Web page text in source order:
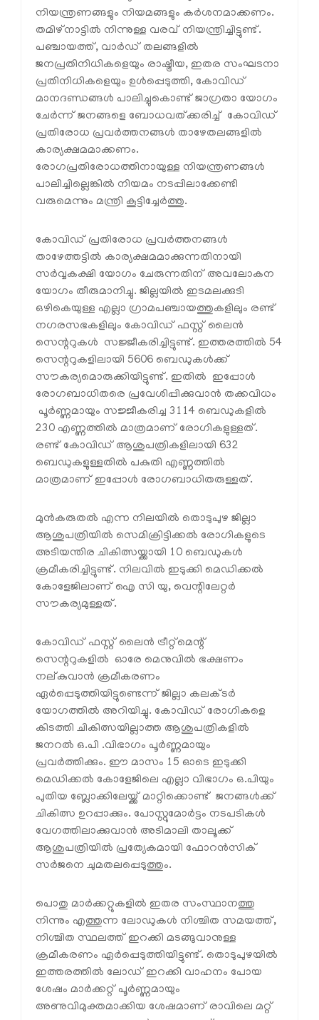
നിയന്ത്രണങ്ങളും നിയമങ്ങളും കര്‍ശനമാക്കണം.
തമിഴ്‌നാട്ടില്‍ നിന്നുള്ള വരവ് നിയന്ത്രിച്ചിട്ടുണ്ട്.
പഞ്ചായത്ത്, വാര്‍ഡ് തലങ്ങളില്‍
ജനപ്രതിനിധികളെയും രാഷ്ട്രീയ, ഇതര സംഘടനാ
പ്രതിനിധികളെയും ഉള്‍പ്പെടുത്തി, കോവിഡ്
മാനദണ്ഡങ്ങള്‍ പാലിച്ചുകൊണ്ട് ജാഗ്രതാ യോഗം
ചേര്‍ന്ന് ജനങ്ങളെ ബോധവത്ക്കരിച്ച് കോവിഡ്
പ്രതിരോധ പ്രവര്‍ത്തനങ്ങള്‍ താഴേതലങ്ങളില്‍
കാര്യക്ഷമമാക്കണം.
രോഗപ്രതിരോധത്തിനായുള്ള നിയന്ത്രണങ്ങള്‍
പാലിച്ചില്ലെങ്കില്‍ നിയമം നടപ്പിലാക്കേണ്ടി
വരുമെന്നും മന്ത്രി കൂട്ടിച്ചേര്‍ത്തു.
കോവിഡ് പ്രതിരോധ പ്രവര്‍ത്തനങ്ങള്‍
താഴേത്തട്ടില്‍ കാര്യക്ഷമമാക്കുന്നതിനായി
സര്‍വ്വകക്ഷി യോഗം ചേരുന്നതിന് അവലോകന
യോഗം തീരുമാനിച്ചു. ജില്ലയില്‍ ഇടമലക്കുടി
ഒഴികെയുള്ള എല്ലാ ഗ്രാമപഞ്ചായത്തുകളിലും രണ്ട്
നഗരസഭകളിലും കോവിഡ് ഫസ്റ്റ് ലൈന്‍
സെന്ററുകള്‍ സജ്ജീകരിച്ചിട്ടുണ്ട്. ഇത്തരത്തില്‍ 54
സെന്ററുകളിലായി 5606 ബെഡുകള്‍ക്ക്
സൗകര്യമൊരുക്കിയിട്ടുണ്ട്. ഇതില്‍ ഇപ്പോള്‍
രോഗബാധിതരെ പ്രവേശിപ്പിക്കുവാന്‍ തക്കവിധം
പൂര്‍ണ്ണമായും സജ്ജീകരിച്ച 3114 ബെഡുകളില്‍
230 എണ്ണത്തില്‍ മാത്രമാണ് രോഗികളുള്ളത്.
രണ്ട് കോവിഡ് ആശുപത്രികളിലായി 632
ബെഡുകളുള്ളതില്‍ പകുതി എണ്ണത്തില്‍
മാത്രമാണ് ഇപ്പോള്‍ രോഗബാധിതരുള്ളത്.
മുന്‍കരുതല്‍ എന്ന നിലയില്‍ തൊടുപുഴ ജില്ലാ
ആശുപത്രിയില്‍ സെമിക്രിട്ടിക്കല്‍ രോഗികളുടെ
അടിയന്തിര ചികിത്സയ്ക്കായി 10 ബെഡുകള്‍
ക്രമീകരിച്ചിട്ടുണ്ട്. നിലവില്‍ ഇടുക്കി മെഡിക്കല്‍
കോളേജിലാണ് ഐ സി യു, വെന്റിലേറ്റര്‍
സൗകര്യമുള്ളത്.
കോവിഡ് ഫസ്റ്റ് ലൈന്‍ ട്രീറ്റ്‌മെന്റ്
സെന്ററുകളില്‍ ഓരേ മെനുവില്‍ ഭക്ഷണം
നല്കുവാന്‍ ക്രമീകരണം
ഏര്‍പ്പെടുത്തിയിട്ടുണ്ടെന്ന് ജില്ലാ കലക്ടര്‍
യോഗത്തില്‍ അറിയിച്ചു. കോവിഡ് രോഗികളെ
കിടത്തി ചികിത്സയില്ലാത്ത ആശുപത്രികളില്‍
ജനറല്‍ ഒ.പി .വിഭാഗം പൂര്‍ണ്ണമായും
പ്രവര്‍ത്തിക്കും. ഈ മാസം 15 ഓടെ ഇടുക്കി
മെഡിക്കല്‍ കോളേജിലെ എല്ലാ വിഭാഗം ഒ.പിയും
പുതിയ ബ്ലോക്കിലേയ്ക്ക് മാറ്റിക്കൊണ്ട് ജനങ്ങള്‍ക്ക്
ചികിത്സ ഉറപ്പാക്കും. പോസ്റ്റുമോര്‍ട്ടം നടപടികള്‍
വേഗത്തിലാക്കുവാന്‍ അടിമാലി താലൂക്ക്
ആശുപത്രിയില്‍ പ്രത്യേകമായി ഫോറന്‍സിക്
സര്‍ജനെ ചുമതലപ്പെടുത്തും.
പൊതു മാര്‍ക്കറ്റുകളില്‍ ഇതര സംസ്ഥാനത്തു
നിന്നും എത്തുന്ന ലോഡുകള്‍ നിശ്ചിത സമയത്ത്,
നിശ്ചിത സ്ഥലത്ത് ഇറക്കി മടങ്ങുവാനുള്ള
ക്രമീകരണം ഏര്‍പ്പെടുത്തിയിട്ടുണ്ട്. തൊടുപുഴയില്‍
ഇത്തരത്തില്‍ ലോഡ് ഇറക്കി വാഹനം പോയ
ശേഷം മാര്‍ക്കറ്റ് പൂര്‍ണ്ണമായും
അണുവിമുക്തമാക്കിയ ശേഷമാണ് രാവിലെ മറ്റ്